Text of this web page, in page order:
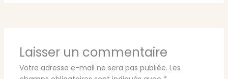
Laisser un commentaire
Votre adresse e-mail ne sera pas publiée. Les